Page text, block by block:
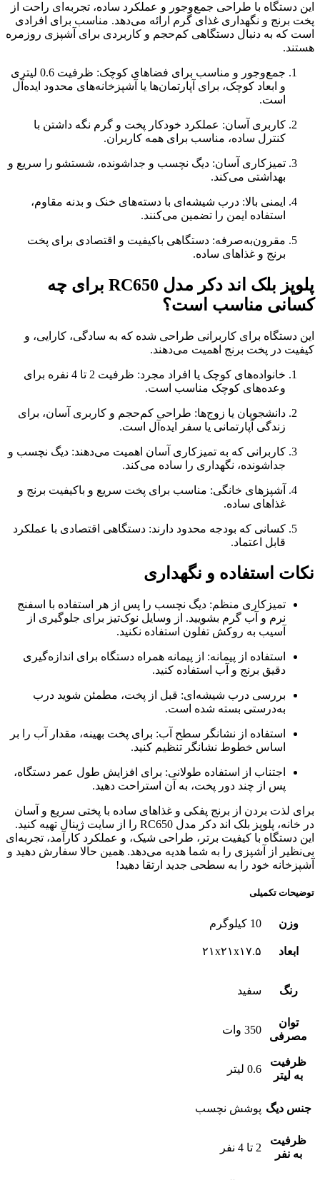
این دستگاه با طراحی جمع‌وجور و عملکرد ساده، تجربه‌ای راحت از
پخت برنج و نگهداری غذای گرم ارائه می‌دهد. مناسب برای افرادی
است که به دنبال دستگاهی کم‌حجم و کاربردی برای آشپزی روزمره
هستند.
جمع‌وجور و مناسب برای فضاهای کوچک: ظرفیت 0.6 لیتری
و ابعاد کوچک، برای آپارتمان‌ها یا آشپزخانه‌های محدود ایده‌آل
است.
کاربری آسان: عملکرد خودکار پخت و گرم نگه داشتن با
کنترل ساده، مناسب برای همه کاربران.
تمیزکاری آسان: دیگ نچسب و جداشونده، شستشو را سریع و
بهداشتی می‌کند.
ایمنی بالا: درب شیشه‌ای با دسته‌های خنک و بدنه مقاوم،
استفاده ایمن را تضمین می‌کنند.
مقرون‌به‌صرفه: دستگاهی باکیفیت و اقتصادی برای پخت
برنج و غذاهای ساده.
پلوپز بلک اند دکر مدل RC650 برای چه
کسانی مناسب است؟
این دستگاه برای کاربرانی طراحی شده که به سادگی، کارایی، و
کیفیت در پخت برنج اهمیت می‌دهند.
خانواده‌های کوچک یا افراد مجرد: ظرفیت 2 تا 4 نفره برای
وعده‌های کوچک مناسب است.
دانشجویان یا زوج‌ها: طراحی کم‌حجم و کاربری آسان، برای
زندگی آپارتمانی یا سفر ایده‌آل است.
کاربرانی که به تمیزکاری آسان اهمیت می‌دهند: دیگ نچسب و
جداشونده، نگهداری را ساده می‌کند.
آشپزهای خانگی: مناسب برای پخت سریع و باکیفیت برنج و
غذاهای ساده.
کسانی که بودجه محدود دارند: دستگاهی اقتصادی با عملکرد
قابل اعتماد.
نکات استفاده و نگهداری
تمیزکاری منظم: دیگ نچسب را پس از هر استفاده با اسفنج
نرم و آب گرم بشویید. از وسایل نوک‌تیز برای جلوگیری از
آسیب به روکش تفلون استفاده نکنید.
استفاده از پیمانه: از پیمانه همراه دستگاه برای اندازه‌گیری
دقیق برنج و آب استفاده کنید.
بررسی درب شیشه‌ای: قبل از پخت، مطمئن شوید درب
به‌درستی بسته شده است.
استفاده از نشانگر سطح آب: برای پخت بهینه، مقدار آب را بر
اساس خطوط نشانگر تنظیم کنید.
اجتناب از استفاده طولانی: برای افزایش طول عمر دستگاه،
پس از چند دور پخت، به آن استراحت دهید.
برای لذت بردن از برنج پفکی و غذاهای ساده با پختی سریع و آسان
در خانه، پلوپز بلک اند دکر مدل RC650 را از سایت ژینال تهیه کنید.
این دستگاه با کیفیت برتر، طراحی شیک، و عملکرد کارآمد، تجربه‌ای
بی‌نظیر از آشپزی را به شما هدیه می‌دهد. همین حالا سفارش دهید و
آشپزخانه خود را به سطحی جدید ارتقا دهید!
توضیحات تکمیلی
وزن 10 کیلوگرم
ابعاد ۲۱x۲۱x۱۷.۵
رنگ سفید
توان
مصرفی
350 وات
ظرفیت
به لیتر
0.6 لیتر
جنس دیگ پوشش نچسب
ظرفیت
به نفر
2 تا 4 نفر